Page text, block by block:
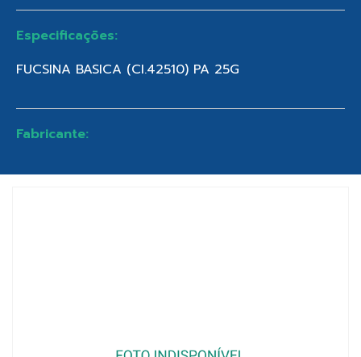
Especificações:
FUCSINA BASICA (CI.42510) PA 25G
Fabricante: